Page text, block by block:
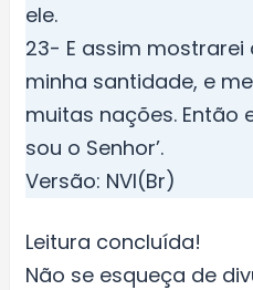
ele.
23- E assim
minha santidade, e
muitas nações. Então
sou o Senhor’.
Versão: NVI(Br)
Leitura concluída!
Não se esqueça de